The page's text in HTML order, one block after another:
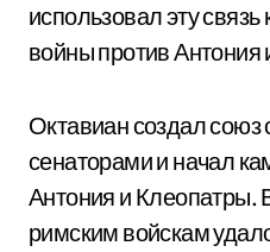
использовал эту
войны против Антония
Октавиан создал союз
сенаторами и начал
Антония и Клеопатры.
римским войскам